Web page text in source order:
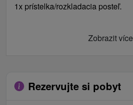
1x prístelka/rozkladacia posteľ.
Zobrazit více
Rezervujte si pobyt